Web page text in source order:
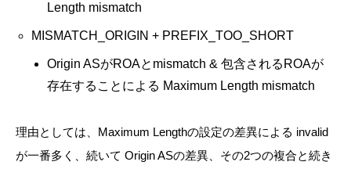
Length mismatch
MISMATCH_ORIGIN + PREFIX_TOO_SHORT
Origin ASがROAとmismatch & 包含されるROAが
存在することによる Maximum Length mismatch
理由としては、Maximum Lengthの設定の差異による invalid
が一番多く、続いて Origin ASの差異、その2つの複合と続き